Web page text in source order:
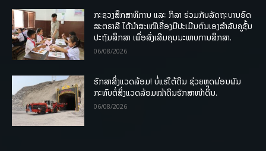
ກະຊວງສຶກສາທິການ ແລະ ກິລາ ຮ່ວມກັບລັດຖະບານອົດ
ສະຕຣາລີ ໄດ້ນຳສະເໜີເຄື່ອງມືປະເມີນຕົນເອງສຳລັບຄູຊັ້ນ
ປະຖົມສຶກສາ ເພື່ອສົ່ງເສີມຄຸນນະພາບການສຶກສາ.
06/08/2026
ຮັກສາສິ່ງແວດລ້ອມ! ບໍ່ແຮ່ໃຕ້ດິນ ຊ່ວຍຫຼຸດຜ່ອນຜົນ
ກະທົບຕໍ່ສິ່ງແວດລ້ອມໜ້າດິນຮັກສາໜ້າດິນ.
06/08/2026